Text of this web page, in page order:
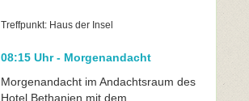
Treffpunkt: Haus der Insel
08:15 Uhr - Morgenandacht
Morgenandacht im Andachtsraum des
Hotel Bethanien mit dem